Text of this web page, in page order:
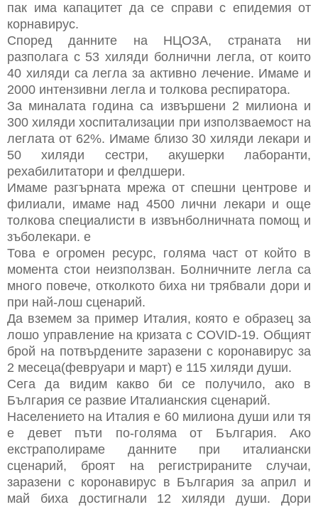
пак има капацитет да се справи с епидемия от
корнавирус.
Според данните на НЦОЗА, страната ни
разполага с 53 хиляди болнични легла, от които
40 хиляди са легла за активно лечение. Имаме и
2000 интензивни легла и толкова респиратора.
За миналата година са извършени 2 милиона и
300 хиляди хоспитализации при използваемост на
леглата от 62%. Имаме близо 30 хиляди лекари и
50 хиляди сестри, акушерки лаборанти,
рехабилитатори и фелдшери.
Имаме разгърната мрежа от спешни центрове и
филиали, имаме над 4500 лични лекари и още
толкова специалисти в извънболничната помощ и
зъболекари. е
Това е огромен ресурс, голяма част от който в
момента стои неизползван. Болничните легла са
много повече, отколкото биха ни трябвали дори и
при най-лош сценарий.
Да вземем за пример Италия, която е образец за
лошо управление на кризата с COVID-19. Общият
брой на потвърдените заразени с коронавирус за
2 месеца(февруари и март) е 115 хиляди души.
Сега да видим какво би се получило, ако в
България се развие Италианския сценарий.
Населението на Италия е 60 милиона души или тя
е девет пъти по-голяма от България. Ако
екстраполираме данните при италиански
сценарий, броят на регистрираните случаи,
заразени с коронавирус в България за април и
май биха достигнали 12 хиляди души. Дори